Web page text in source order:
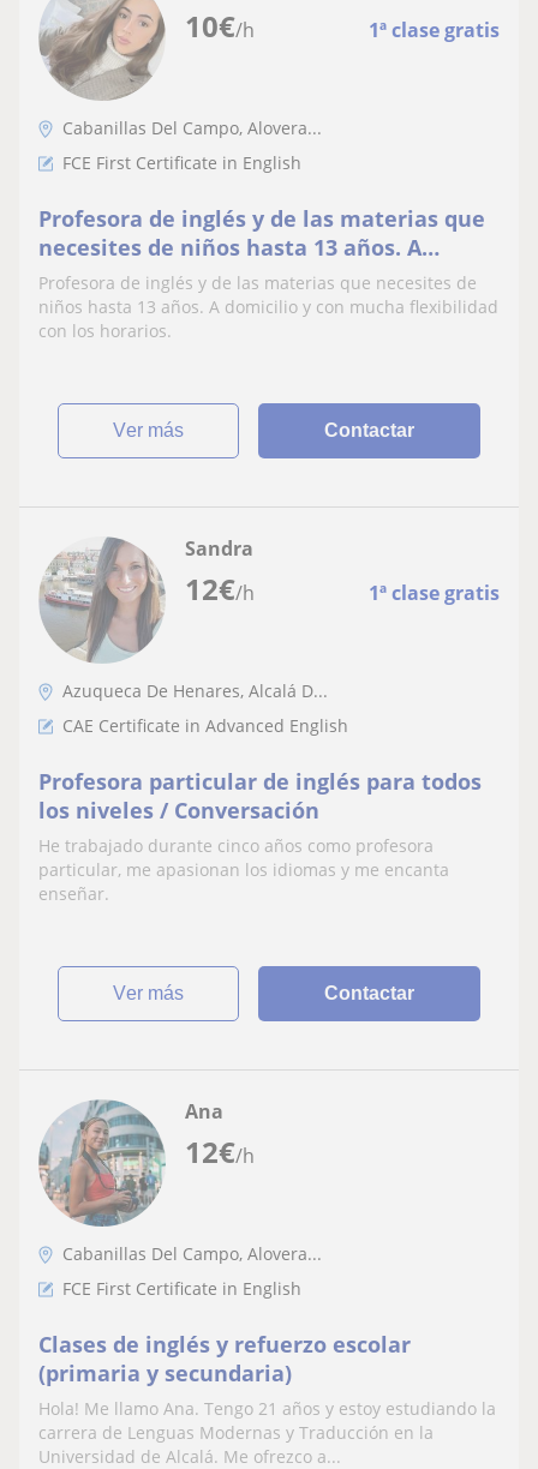
10€/h 1ª clase gratis
Cabanillas Del Campo, Alovera...
FCE First Certificate in English
Profesora de inglés y de las materias que
necesites de niños hasta 13 años. A
domicilio y con mucha flexibilidad con los
horarios
Profesora de inglés y de las materias que necesites de
niños hasta 13 años. A domicilio y con mucha flexibilidad
con los horarios.
ver más Contactar
12€/h 1ª clase gratis
Sandra
Azuqueca De Henares, Alcalá D...
CAE Certificate in Advanced English
Profesora particular de inglés para todos
los niveles / Conversación
He trabajado durante cinco años como profesora
particular, me apasionan los idiomas y me encanta
enseñar.
ver más Contactar
12€/h
Ana
Cabanillas Del Campo, Alovera...
FCE First Certificate in English
Clases de inglés y refuerzo escolar
(primaria y secundaria)
Hola! Me llamo Ana. Tengo 21 años y estoy estudiando la
carrera de Lenguas Modernas y Traducción en la
Universidad de Alcalá. Me ofrezco a...